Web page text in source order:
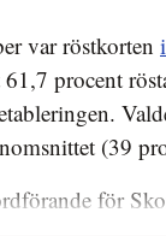
var röstkorten
procent
(39
för